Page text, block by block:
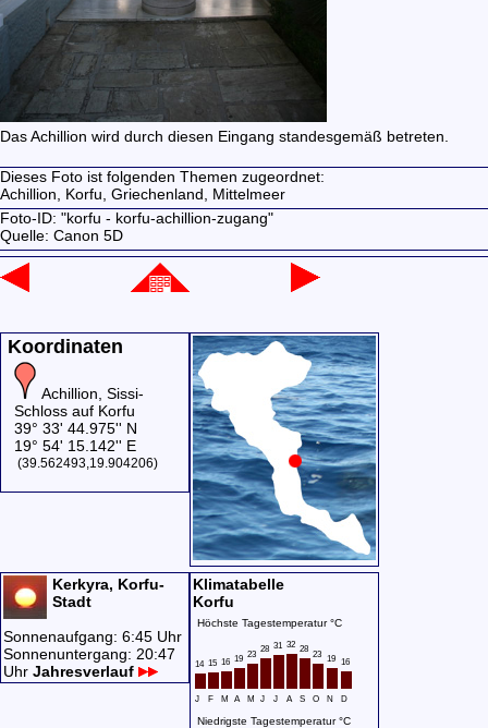
Das Achillion wird durch diesen Eingang standesgemäß betreten.
Dieses Foto ist folgenden Themen zugeordnet:
Achillion,
Korfu, Griechenland,
Mittelmeer
Foto-ID: "korfu - korfu-achillion-zugang"
Quelle: Canon 5D
Koordinaten
Achillion, Sissi-
Schloss auf Korfu
39° 33' 44.975'' N
19° 54' 15.142'' E
(39.562493,19.904206)
Kerkyra, Korfu-
Stadt
Sonnenaufgang: 6:45 Uhr
Sonnenuntergang: 20:47
Uhr Jahresverlauf
Klimatabelle
Korfu
Höchste Tagestemperatur °C
14 15 16 19 23
28 31 32 28
23 19 16
J F M A M J J A S O N D
Niedrigste Tagestemperatur °C